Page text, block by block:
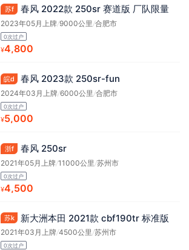
苏f 春风 2022款 250sr 赛道版 厂队限量
2023年05月上牌/9000公里 /合肥市
0次过户
¥4,800
皖d 春风 2023款 250sr-fun
2024年03月上牌/6000公里 /合肥市
0次过户
¥5,000
浙f 春风 250sr
2021年05月上牌/11000公里 /苏州市
0次过户
¥4,500
苏k 新大洲本田 2021款 cbf190tr 标准版
2021年03月上牌/4500公里/苏州市
0次过户